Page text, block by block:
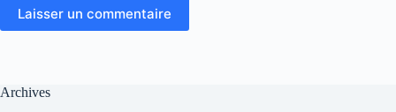
Laisser un commentaire
Archives